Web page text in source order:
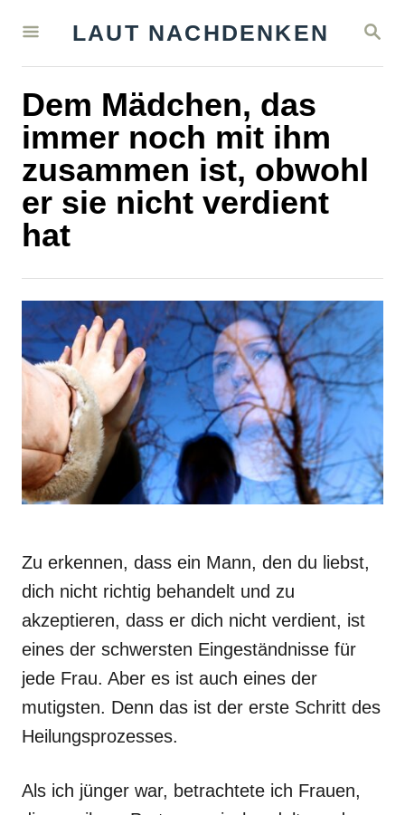
S
A
LAUT NACHDENKEN
Dem Mädchen, das
immer noch mit ihm
zusammen ist, obwohl
er sie nicht verdient
hat
Zu erkennen, dass ein Mann, den du liebst,
dich nicht richtig behandelt und zu
akzeptieren, dass er dich nicht verdient, ist
eines der schwersten Eingeständnisse für
jede Frau. Aber es ist auch eines der
mutigsten. Denn das ist der erste Schritt des
Heilungsprozesses.
Als ich jünger war, betrachtete ich Frauen,